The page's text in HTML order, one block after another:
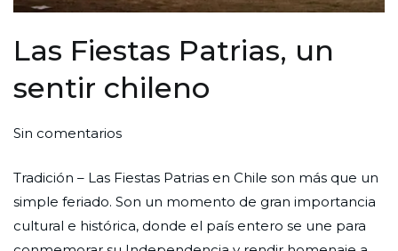
Las Fiestas Patrias, un
sentir chileno
Por
Ciudad
Nueva
Publicada
31
de
octubre
Publicada
Cultura
Sin comentariosen
Fiestas
Patrias, un
sentir
Tradición – Las Fiestas Patrias en Chile son más que un
simple feriado. Son un momento de gran importancia
cultural e histórica, donde el país entero se une para